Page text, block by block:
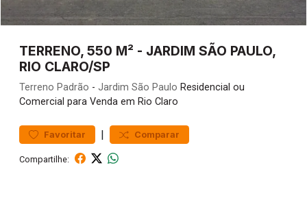
TERRENO, 550 M² - JARDIM SÃO PAULO,
RIO CLARO/SP
Terreno Padrão - Jardim São Paulo Residencial ou
Comercial para Venda em Rio Claro
Favoritar | Comparar
Compartilhe: